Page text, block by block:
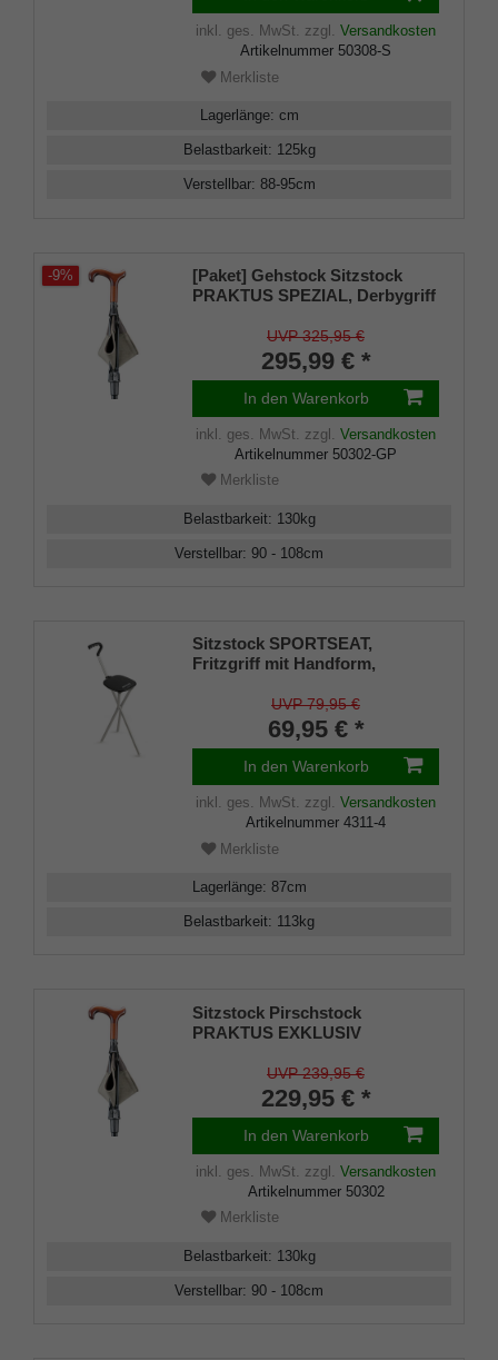
inkl. ges. MwSt. zzgl. Versandkosten
Artikelnummer 50308-S
Merkliste
Lagerlänge: cm
Belastbarkeit: 125kg
Verstellbar: 88-95cm
-9%
[Paket] Gehstock Sitzstock
PRAKTUS SPEZIAL, Derbygriff
Sitzfläche mit
Stahlstreben,echtes
Rindsleder, Wechselspitze
Innen und Außen
UVP 325,95 €
295,99 € *
In den Warenkorb
inkl. ges. MwSt. zzgl. Versandkosten
Artikelnummer 50302-GP
Merkliste
Belastbarkeit: 130kg
Verstellbar: 90 - 108cm
Sitzstock SPORTSEAT,
Fritzgriff mit Handform,
Sitzhöhe 54 cm, Gehhöhe 87
cm, inkl. Gummipuffer
UVP 79,95 €
69,95 € *
In den Warenkorb
inkl. ges. MwSt. zzgl. Versandkosten
Artikelnummer 4311-4
Merkliste
Lagerlänge: 87cm
Belastbarkeit: 113kg
Sitzstock Pirschstock
PRAKTUS EXKLUSIV
Buchenholz, aufklappbare
Sitzfläche aus Rindsleder,
Tellerzwinge für weiche Böden.
UVP 239,95 €
229,95 € *
In den Warenkorb
inkl. ges. MwSt. zzgl. Versandkosten
Artikelnummer 50302
Merkliste
Belastbarkeit: 130kg
Verstellbar: 90 - 108cm